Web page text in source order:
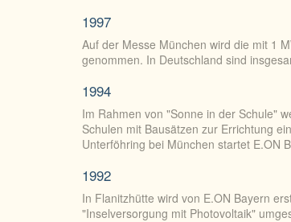
1997
Auf der Messe München wird die mit 1
genommen. In Deutschland sind
1994
Im Rahmen von "Sonne in der Schule"
Schulen mit Bausätzen zur Errichtung
Unterföhring bei München startet E.ON
1992
In Flanitzhütte wird von E.ON Bayern
"Inselversorgung mit Photovoltaik"